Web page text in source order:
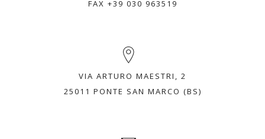
FAX +39 030 963519
VIA ARTURO MAESTRI, 2
25011 PONTE SAN MARCO (BS)